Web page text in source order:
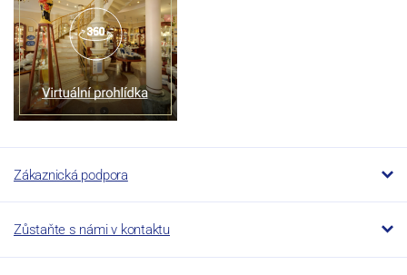
Zákaznická podpora
Zůstaňte s námi v kontaktu